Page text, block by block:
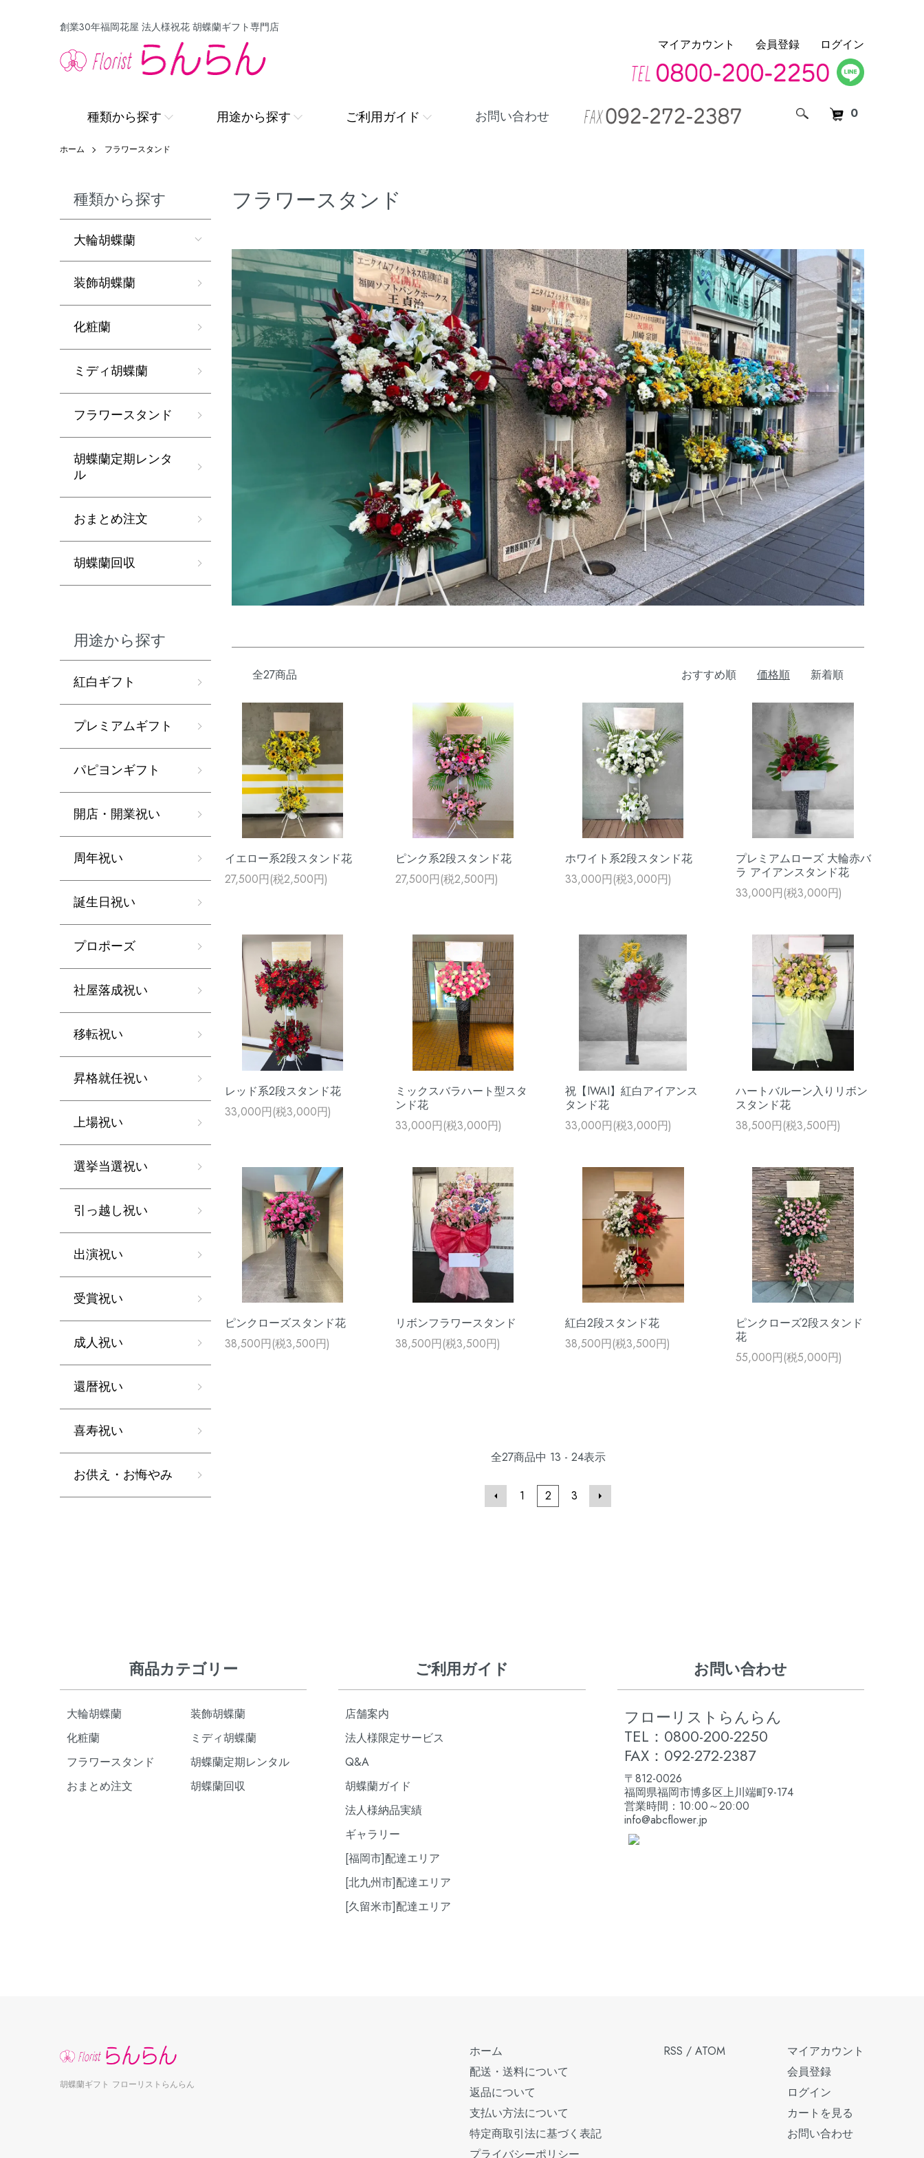
創業30年福岡花屋 法人様祝花 胡蝶蘭ギフト専門店
0
種類から探す 用途から探す ご利用ガイド お問い合わせ
マイアカウント 会員登録 ログイン
ホーム フラワースタンド
フラワースタンド
全27商品 おすすめ順 価格順 新着順
イエロー系2段スタンド花
27,500円(税2,500円)
ピンク系2段スタンド花
27,500円(税2,500円)
ホワイト系2段スタンド花
33,000円(税3,000円)
プレミアムローズ 大輪赤バ
ラ アイアンスタンド花
33,000円(税3,000円)
レッド系2段スタンド花
33,000円(税3,000円)
ミックスバラハート型スタ
ンド花
33,000円(税3,000円)
祝【IWAI】紅白アイアンス
タンド花
33,000円(税3,000円)
ハートバルーン入りリボン
スタンド花
38,500円(税3,500円)
ピンクローズスタンド花
38,500円(税3,500円)
リボンフラワースタンド
38,500円(税3,500円)
紅白2段スタンド花
38,500円(税3,500円)
ピンクローズ2段スタンド
花
55,000円(税5,000円)
全27商品中 13 - 24表示
1 2 3
種類から探す
大輪胡蝶蘭
装飾胡蝶蘭
化粧蘭
ミディ胡蝶蘭
フラワースタンド
胡蝶蘭定期レンタ
ル
おまとめ注文
胡蝶蘭回収
用途から探す
紅白ギフト
プレミアムギフト
パピヨンギフト
開店・開業祝い
周年祝い
誕生日祝い
プロポーズ
社屋落成祝い
移転祝い
昇格就任祝い
上場祝い
選挙当選祝い
引っ越し祝い
出演祝い
受賞祝い
成人祝い
還暦祝い
喜寿祝い
お供え・お悔やみ
商品カテゴリー
大輪胡蝶蘭
装飾胡蝶蘭
化粧蘭
ミディ胡蝶蘭
フラワースタンド
胡蝶蘭定期レンタル
おまとめ注文
胡蝶蘭回収
ご利用ガイド
店舗案内
法人様限定サービス
Q&A
胡蝶蘭ガイド
法人様納品実績
ギャラリー
[福岡市]配達エリア
[北九州市]配達エリア
[久留米市]配達エリア
お問い合わせ
フローリストらんらん
TEL：0800-200-2250
FAX：092-272-2387
〒812-0026
福岡県福岡市博多区上川端町9-174
営業時間：10:00～20:00
info@abcflower.jp
胡蝶蘭ギフト フローリストらんらん
ホーム
配送・送料について
返品について
支払い方法について
特定商取引法に基づく表記
プライバシーポリシー
RSS / ATOM
マイアカウント
会員登録
ログイン
カートを見る
お問い合わせ